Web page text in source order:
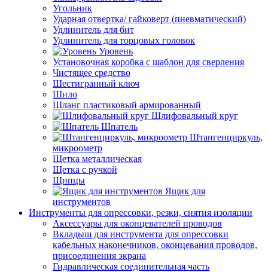
Угольник
Ударная отвертка/ гайковерт (пневматический)
Удлинитель для бит
Удлинитель для торцовых головок
Уровень
Установочная коробка с шаблон для сверления
Чистящее средство
Шестигранный ключ
Шило
Шланг пластиковый армированный
Шлифовальный круг
Шпатель
Штангенциркуль,
микроометр
Щетка металлическая
Щетка с ручкой
Щипцы
Ящик для
инструментов
Инструменты для опрессовки, резки, снятия изоляции
Аксессуары для оконцевателей проводов
Вкладыш для инструмента для опрессовки
кабельных наконечников, оконцевания проводов,
присоединения экрана
Гидравлическая соединительная часть